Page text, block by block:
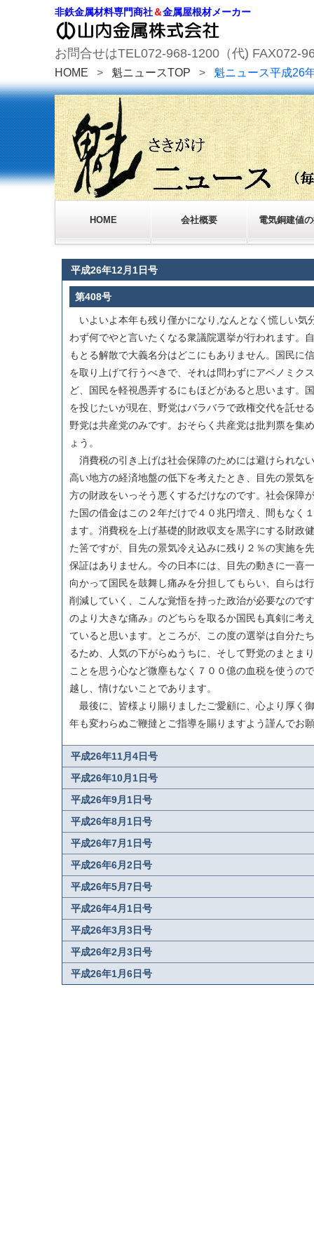
非鉄金属材料専門商社＆金属屋根材メーカー
お問合せはTEL072-968-1200（代) FAX072-
HOME > 魁ニュースTOP > 魁ニュース平成26
HOME 会社概要 電気銅建値
平成26年12月1日号
第408号
いよいよ本年も残り僅かになり,なんとなく慌しい気
わず何でやと言いたくなる衆議院選挙が行われます。
もとる解散で大義名分はどこにもありません。国民に
を取り上げて行うべきで、それは問わずにアベノミク
ど、国民を軽視愚弄するにもほどがあると思います。
を投じたいが現在、野党はバラバラで政権交代を託せ
野党は共産党のみです。おそらく共産党は批判票を集
ょう。
消費税の引き上げは社会保障のためには避けられな
高い地方の経済地盤の低下を考えたとき、目先の景気
方の財政をいっそう悪くするだけなのです。社会保障
た国の借金はこの２年だけで４０兆円増え、間もなく
ます。消費税を上げ基礎的財政収支を黒字にする財政
た筈ですが、目先の景気冷え込みに残り２％の実施を
保証はありません。今の日本には、目先の動きに一喜
向かって国民を鼓舞し痛みを分担してもらい、自らは
削減していく、こんな覚悟を持った政治が必要なので
のより大きな痛み』のどちらを取るか国民も真剣に考
ていると思います。ところが、この度の選挙は自分た
るため、人気の下がらぬうちに、そして野党のまとま
ことを思う心など微塵もなく７００億の血税を使うの
越し、情けないことであります。
最後に、皆様より賜りましたご愛顧に、心より厚く
年も変わらぬご鞭撻とご指導を賜りますよう謹んでお
平成26年11月4日号
平成26年10月1日号
平成26年9月1日号
平成26年8月1日号
平成26年7月1日号
平成26年6月2日号
平成26年5月7日号
平成26年4月1日号
平成26年3月3日号
平成26年2月3日号
平成26年1月6日号